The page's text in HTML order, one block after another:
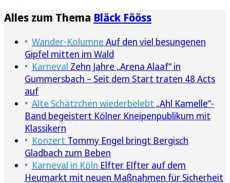
Alles zum Thema Bläck Fööss
Wander-Kolumne Auf den viel besungenen
Gipfel mitten im Wald
Karneval Zehn Jahre „Arena Alaaf“ in
Gummersbach – Seit dem Start traten 48 Acts
auf
Alte Schätzchen wiederbelebt „Ahl Kamelle“-
Band begeistert Kölner Kneipenpublikum mit
Klassikern
Konzert Tommy Engel bringt Bergisch
Gladbach zum Beben
Karneval in Köln Elfter Elfter auf dem
Heumarkt mit neuen Maßnahmen für Sicherheit